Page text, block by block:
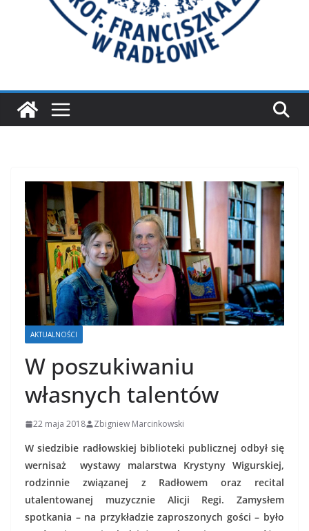
AKTUALNOŚCI
W poszukiwaniu
własnych talentów
22 maja 2018 Zbigniew Marcinkowski
W siedzibie radłowskiej biblioteki publicznej odbył się
wernisaż wystawy malarstwa Krystyny Wigurskiej,
rodzinnie związanej z Radłowem oraz recital
utalentowanej muzycznie Alicji Regi. Zamysłem
spotkania – na przykładzie zaproszonych gości – było